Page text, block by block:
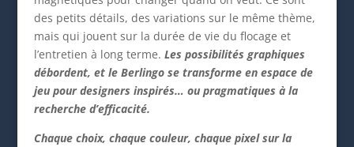
des petits détails, des variations sur le même thème,
mais qui jouent sur la durée de vie du flocage et
l’entretien à long terme. Les possibilités graphiques
débordent, et le Berlingo se transforme en espace de
jeu pour designers inspirés… ou pragmatiques à la
recherche d’efficacité.
Chaque choix, chaque couleur, chaque pixel sur la